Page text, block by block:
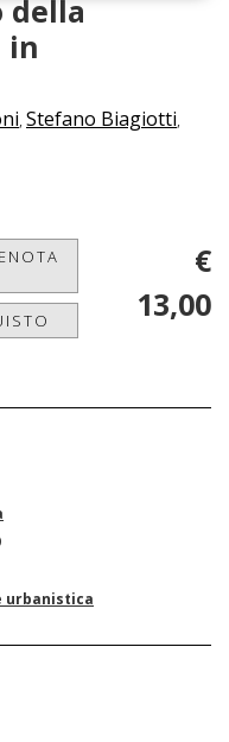
della
in
, Stefano Biagiotti,
€
13,00
urbanistica